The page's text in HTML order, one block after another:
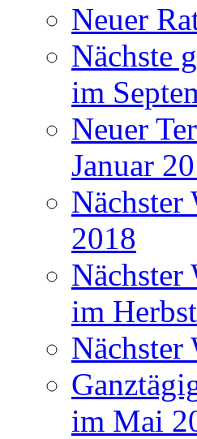
Neuer
Nächste
im
Neuer
Januar
Nächster
2018
im
im Mai